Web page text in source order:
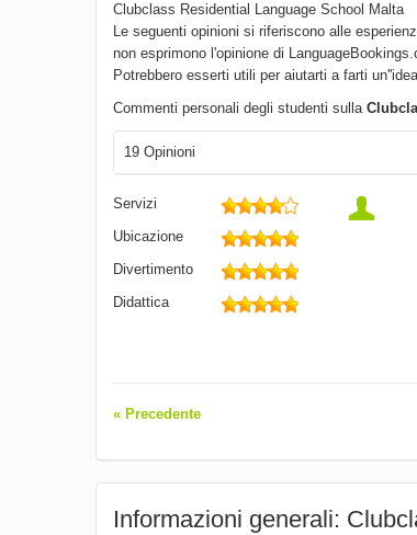
Clubclass Residential Language School Malta
Le seguenti opinioni si riferiscono alle
non esprimono l'opinione di
Potrebbero esserti utili per aiutarti a farti
Commenti personali degli studenti sulla
19 Opinioni
Servizi
Ubicazione
Divertimento
Didattica
« Precedente
Informazioni generali: